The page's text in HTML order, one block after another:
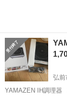
弘前
YAMAZEN IH調理器